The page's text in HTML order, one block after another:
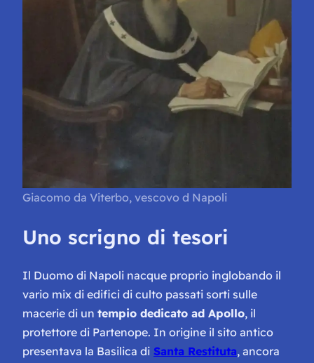
Giacomo da Viterbo, vescovo d Napoli
Uno scrigno di tesori
Il Duomo di Napoli nacque proprio inglobando il
vario mix di edifici di culto passati sorti sulle
macerie di un tempio dedicato ad Apollo, il
protettore di Partenope. In origine il sito antico
presentava la Basilica di Santa Restituta, ancora